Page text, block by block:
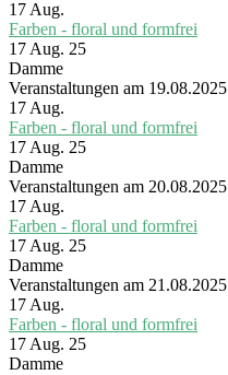
17 Aug.
Farben - floral und formfrei
17 Aug. 25
Damme
Veranstaltungen am 19.08.2025
17 Aug.
Farben - floral und formfrei
17 Aug. 25
Damme
Veranstaltungen am 20.08.2025
17 Aug.
Farben - floral und formfrei
17 Aug. 25
Damme
Veranstaltungen am 21.08.2025
17 Aug.
Farben - floral und formfrei
17 Aug. 25
Damme